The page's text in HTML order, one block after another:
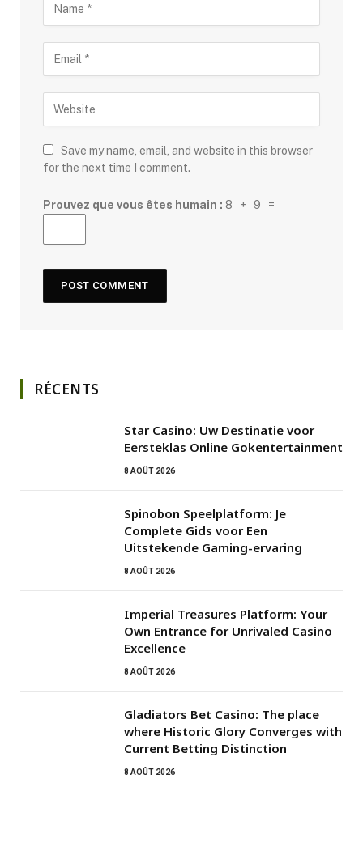
Save my name, email, and website in this browser
for the next time I comment.
Prouvez que vous êtes humain : 8 + 9 =
RÉCENTS
Star Casino: Uw Destinatie voor
Eersteklas Online Gokentertainment
8 AOÛT 2026
Spinobon Speelplatform: Je
Complete Gids voor Een
Uitstekende Gaming-ervaring
8 AOÛT 2026
Imperial Treasures Platform: Your
Own Entrance for Unrivaled Casino
Excellence
8 AOÛT 2026
Gladiators Bet Casino: The place
where Historic Glory Converges with
Current Betting Distinction
8 AOÛT 2026